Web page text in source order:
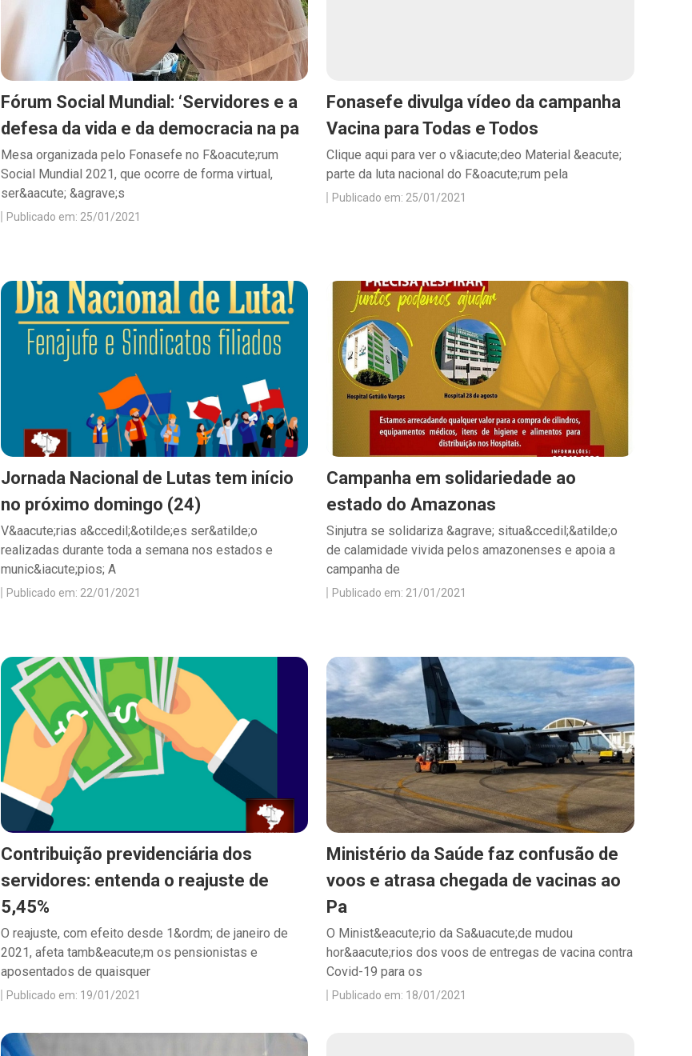
Fórum Social Mundial: ‘Servidores e a
defesa da vida e da democracia na pa
Mesa organizada pelo Fonasefe no F&oacute;rum
Social Mundial 2021, que ocorre de forma virtual,
ser&aacute; &agrave;s
Publicado em: 25/01/2021
Fonasefe divulga vídeo da campanha
Vacina para Todas e Todos
Clique aqui para ver o v&iacute;deo Material &eacute;
parte da luta nacional do F&oacute;rum pela
Publicado em: 25/01/2021
Jornada Nacional de Lutas tem início
no próximo domingo (24)
V&aacute;rias a&ccedil;&otilde;es ser&atilde;o
realizadas durante toda a semana nos estados e
munic&iacute;pios; A
Publicado em: 22/01/2021
Campanha em solidariedade ao
estado do Amazonas
Sinjutra se solidariza &agrave; situa&ccedil;&atilde;o
de calamidade vivida pelos amazonenses e apoia a
campanha de
Publicado em: 21/01/2021
Contribuição previdenciária dos
servidores: entenda o reajuste de
5,45%
O reajuste, com efeito desde 1&ordm; de janeiro de
2021, afeta tamb&eacute;m os pensionistas e
aposentados de quaisquer
Publicado em: 19/01/2021
Ministério da Saúde faz confusão de
voos e atrasa chegada de vacinas ao
Pa
O Minist&eacute;rio da Sa&uacute;de mudou
hor&aacute;rios dos voos de entregas de vacina contra
Covid-19 para os
Publicado em: 18/01/2021